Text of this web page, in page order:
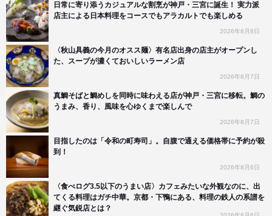
日常に寄り添うカジュアルな割烹が神戸・三宮に誕生！ 実力派
店主による日本料理をコースでもアラカルトでも楽しめる
2026年8月8日
〈秋山具義の今月のオスス麺〉有名店出身の店主がオープンし
た、スープが濃くておいしいラーメン店
2026年8月7日
真鯛そばと鯛めしを同時に味わえる店が神戸・三宮に移転。鯛の
うまみ、香り、風味を心ゆくまで楽しんで
2026年8月7日
目指したのは「令和の町寿司」。自腹で通える価格帯に予約が殺
到！
2026年8月6日
〈食べログ3.5以下のうまい店〉カフェみたいな外観なのに、出
てくる料理はガチ中華。京都・下鴨にある、料理の鉄人の系譜を
継ぐ気鋭店とは？